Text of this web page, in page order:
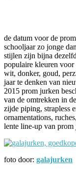
de datum voor de
schooljaar zo jonge
stijlen zijn bijna
populaire kleuren voor
wit, donker, goud,
jaar te denken van
2015 prom jurken
van de omtrekken in
zijde piping, strapless
ornamentations,
lente line-up van prom
foto door: galajurken